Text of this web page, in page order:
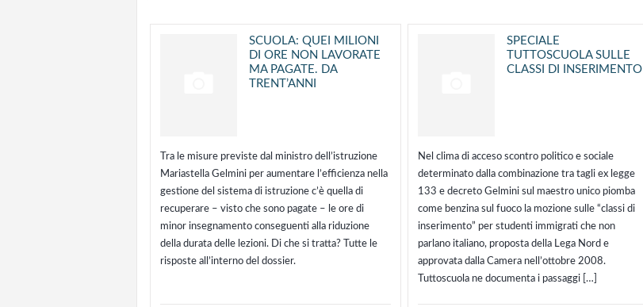
SCUOLA: QUEI MILIONI
DI ORE NON LAVORATE
MA PAGATE. DA
TRENT’ANNI
Tra le misure previste dal ministro dell’istruzione
Mariastella Gelmini per aumentare l’efficienza nella
gestione del sistema di istruzione c’è quella di
recuperare – visto che sono pagate – le ore di
minor insegnamento conseguenti alla riduzione
della durata delle lezioni. Di che si tratta? Tutte le
risposte all’interno del dossier.
SPECIALE
TUTTOSCUOLA SULLE
CLASSI DI INSERIMENTO
Nel clima di acceso scontro politico e sociale
determinato dalla combinazione tra tagli ex legge
133 e decreto Gelmini sul maestro unico piomba
come benzina sul fuoco la mozione sulle “classi di
inserimento” per studenti immigrati che non
parlano italiano, proposta della Lega Nord e
approvata dalla Camera nell’ottobre 2008.
Tuttoscuola ne documenta i passaggi […]